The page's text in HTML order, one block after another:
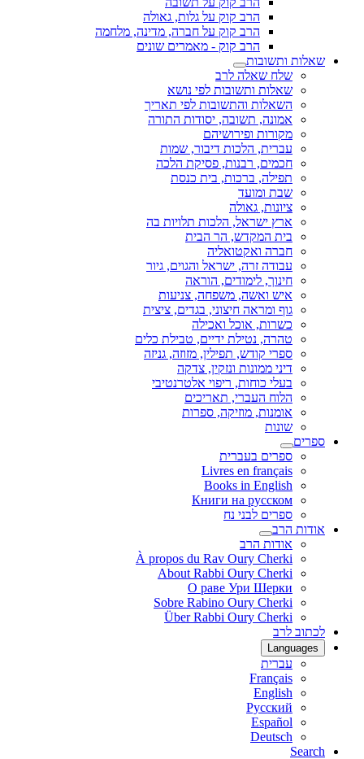
הרב קוק על גלות, גאולה
הרב קוק על חברה, מדינה, מלחמה
הרב קוק - מאמרים שונים
שאלות ותשובות
שלח שאלה לרב
שאלות ותשובות לפי נושא
השאלות והתשובות לפי תאריך
אמונה, תשובה, יסודות התורה
מקורות ופירושיהם
עברית, הלכות דיבור, שמות
חכמים, רבנות, פסיקת הלכה
תפילה, ברכות, בית כנסת
שבת ומועד
ציונות, גאולה
ארץ ישראל, הלכות תלויות בה
בית המקדש, הר הבית
חברה ואקטואליה
עבודה זרה, ישראל והגוים, גיור
חינוך, לימודים, הוראה
איש ואשה, משפחה, צניעות
גוף ומראה חיצוני, בגדים, ציצית
כשרות, אוכל ואכילה
טהרה, נטילת ידיים, טבילת כלים
ספרי קודש, תפילין, מזוזה, גניזה
דיני ממונות ונזקין, צדקה
בעלי כוחות, ריפוי אלטרנטיבי
הלוח העברי, תאריכים
אומנות, מוזיקה, ספרות
שונות
ספרים
ספרים בעברית
Livres en français
Books in English
Книги на русском
ספרים לבני נח
אודות הרב
אודות הרב
À propos du Rav Oury Cherki
About Rabbi Oury Cherki
О раве Ури Шерки
Sobre Rabino Oury Cherki
Über Rabbi Oury Cherki
לכתוב לרב
Languages
עברית
Français
English
Русский
Español
Deutsch
Search